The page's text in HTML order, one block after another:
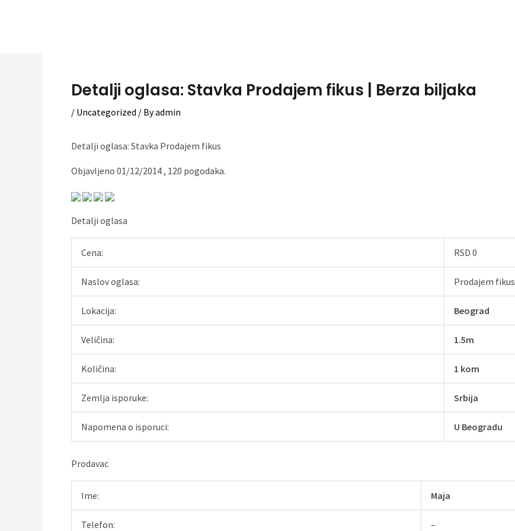
Detalji oglasa: Stavka Prodajem fikus | Berza biljaka
/ Uncategorized / Byadmin
Detalji oglasa: Stavka Prodajem fikus
Objavljeno 01/12/2014 , 120 pogodaka.
Detalji oglasa
Cena: RSD 0
Naslov oglasa: Prodajem fikus
Lokacija: Beograd
Veličina: 1.5m
Količina: 1 kom
Zemlja isporuke: Srbija
Napomena o isporuci: U Beogradu
Prodavac
Ime: Maja
Telefon: –